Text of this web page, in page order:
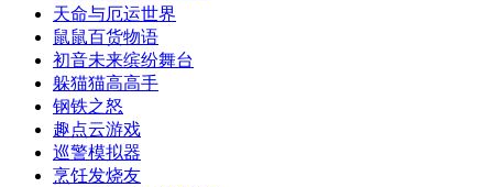
天命与厄运世界
鼠鼠百货物语
初音未来缤纷舞台
躲猫猫高高手
钢铁之怒
趣点云游戏
巡警模拟器
烹饪发烧友